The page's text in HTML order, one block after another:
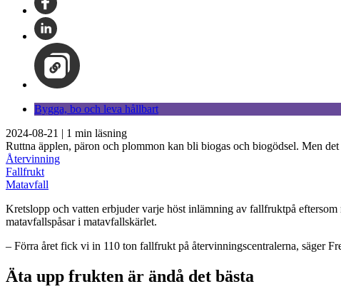
Bygga, bo och leva hållbart
2024-08-21 | 1 min läsning
Ruttna äpplen, päron och plommon kan bli biogas och biogödsel. Men
Återvinning
Fallfrukt
Matavfall
Kretslopp och vatten erbjuder varje höst inlämning av fallfruktpå
matavfallspåsar i matavfallskärlet.
– Förra året fick vi in 110 ton fallfrukt på återvinningscentralerna, säger
Äta upp frukten är ändå det bästa